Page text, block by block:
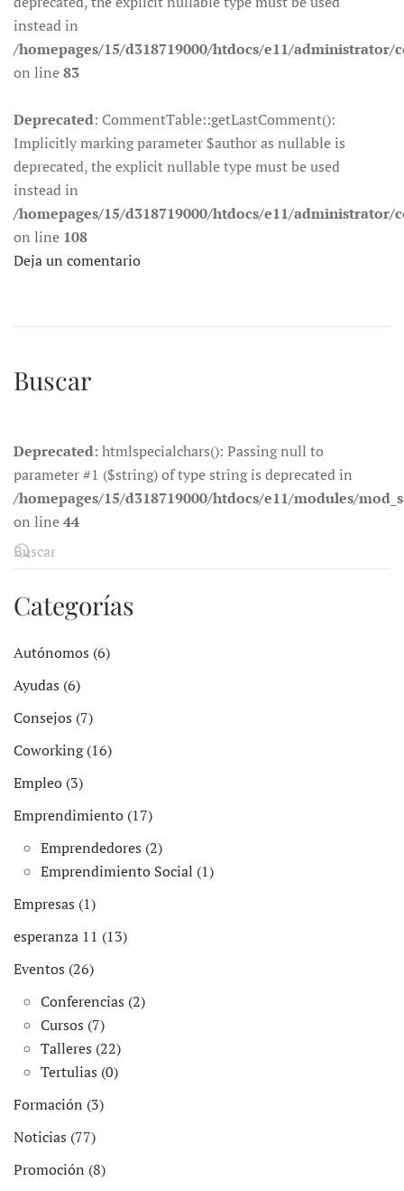
instead in
/homepages/15/d318719000/htdocs/e11/
on line83
Deprecated: CommentTable::getLastComment():
Implicitly marking parameter $author as nullable is
deprecated, the explicit nullable type must be used
instead in
/homepages/15/d318719000/htdocs/e11/
on line 108
Deja un comentario
Buscar
Deprecated: htmlspecialchars(): Passing null to
parameter #1 ($string) of type string is deprecated in
/homepages/15/d318719000/htdocs/e11/modules/
on line44
Categorías
Autónomos (6)
Ayudas (6)
Consejos (7)
Coworking (16)
Empleo (3)
Emprendimiento (17)
Emprendedores (2)
Emprendimiento Social (1)
Empresas (1)
esperanza 11 (13)
Eventos (26)
Conferencias (2)
Cursos (7)
Talleres (22)
Tertulias (0)
Formación (3)
Noticias (77)
Promoción (8)